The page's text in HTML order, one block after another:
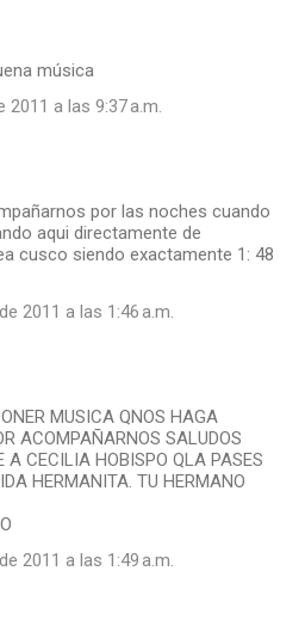
música
a las 9:37 a.m.
por las noches cuando
aqui directamente de
cusco siendo exactamente 1: 48
2011 a las 1:46 a.m.
MUSICA QNOS HAGA
ACOMPAÑARNOS SALUDOS
A CECILIA HOBISPO QLA PASES
HERMANITA. TU HERMANO
2011 a las 1:49 a.m.